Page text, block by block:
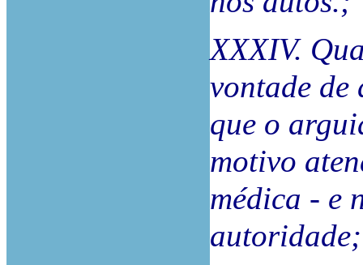
XXXIV.
vontade de
que o
motivo
médica - e
autoridade;